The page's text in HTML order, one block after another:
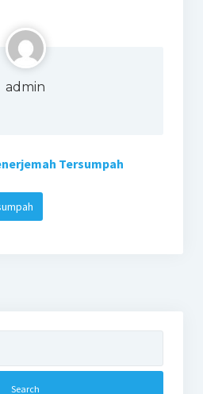
admin
Tersumpah